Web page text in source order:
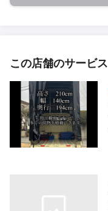
この店舗のサービス